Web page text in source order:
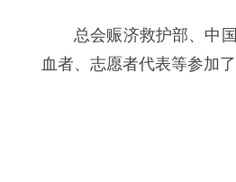
总会赈济救护部、中
血者、志愿者代表等参加了